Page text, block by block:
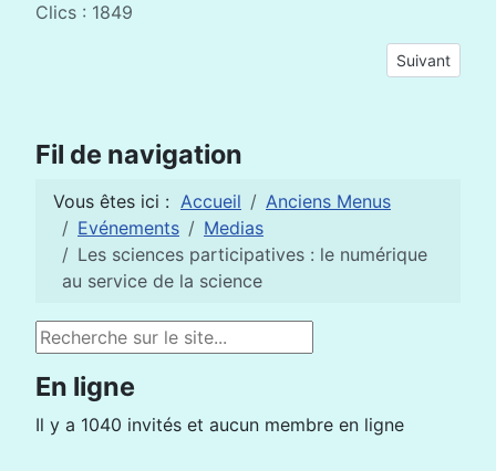
Clics : 1849
Article
Suivant
Fil de navigation
Vous êtes ici : Accueil
Anciens Menus
Evénements
Medias
Les sciences participatives : le numérique
au service de la science
Rechercher
En ligne
Il y a 1040 invités et aucun membre en ligne